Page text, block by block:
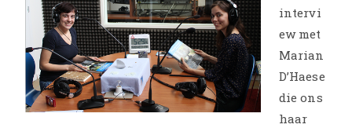
intervi
ew met
Marian
D’Haese
die ons
haar